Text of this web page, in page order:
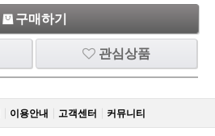
구매하기
관심상품
이용안내 고객센터 커뮤니티